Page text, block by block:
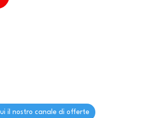
il nostro canale di offerte